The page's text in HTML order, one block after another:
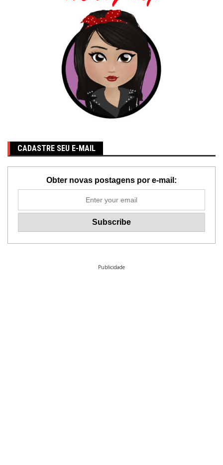
CADASTRE SEU E-MAIL
Obter novas postagens por e-mail:
Publicidade